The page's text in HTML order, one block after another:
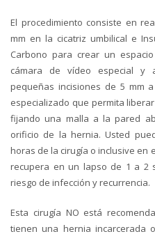
El procedimiento consiste en
mm en la cicatriz umbilical e
Carbono para crear un
cámara de vídeo especial y
pequeñas incisiones de 5 mm
especializado que permita
fijando una malla a la pared
orificio de la hernia. Usted
horas de la cirugía o inclusive en
recupera en un lapso de 1 a 2
riesgo de infección y recurrencia.
Esta cirugía NO está
tienen una hernia incarcerada